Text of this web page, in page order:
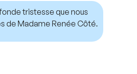
tristesse que nous
de Madame Renée Côté.